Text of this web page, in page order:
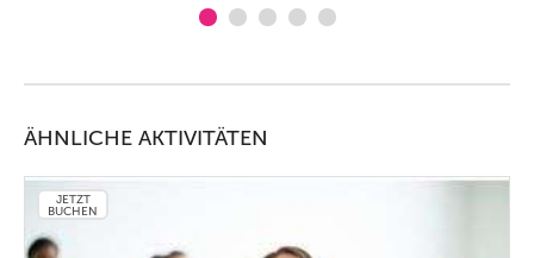
ÄHNLICHE AKTIVITÄTEN
JETZT
BUCHEN